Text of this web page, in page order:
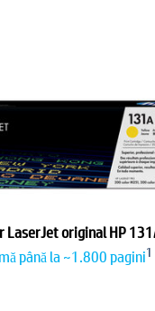
LaserJet original HP
până la ~1.800 pagini1